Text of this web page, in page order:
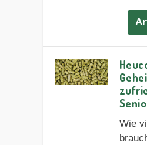
Wie